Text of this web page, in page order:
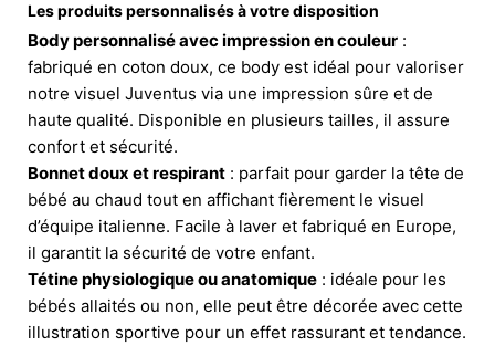
Les produits personnalisés à votre disposition
Body personnalisé avec impression en couleur :
fabriqué en coton doux, ce body est idéal pour valoriser
notre visuel Juventus via une impression sûre et de
haute qualité. Disponible en plusieurs tailles, il assure
confort et sécurité.
Bonnet doux et respirant : parfait pour garder la tête de
bébé au chaud tout en affichant fièrement le visuel
d’équipe italienne. Facile à laver et fabriqué en Europe,
il garantit la sécurité de votre enfant.
Tétine physiologique ou anatomique : idéale pour les
bébés allaités ou non, elle peut être décorée avec cette
illustration sportive pour un effet rassurant et tendance.